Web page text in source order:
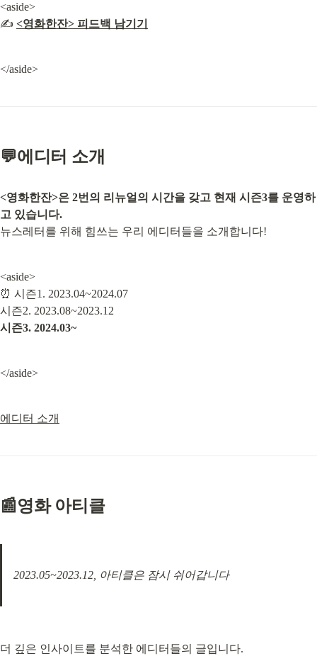
<aside>
✍️ <영화한잔> 피드백 남기기
</aside>
💬에디터 소개
<영화한잔>은 2번의 리뉴얼의 시간을 갖고 현재 시즌3를 운영하
고 있습니다.
뉴스레터를 위해 힘쓰는 우리 에디터들을 소개합니다!
<aside>
⏰ 시즌1. 2023.04~2024.07
시즌3. 2024.03~
</aside>
에디터 소개
📰영화 아티클
2023.05~2023.12, 아티클은 잠시 쉬어갑니다
더 깊은 인사이트를 분석한 에디터들의 글입니다.